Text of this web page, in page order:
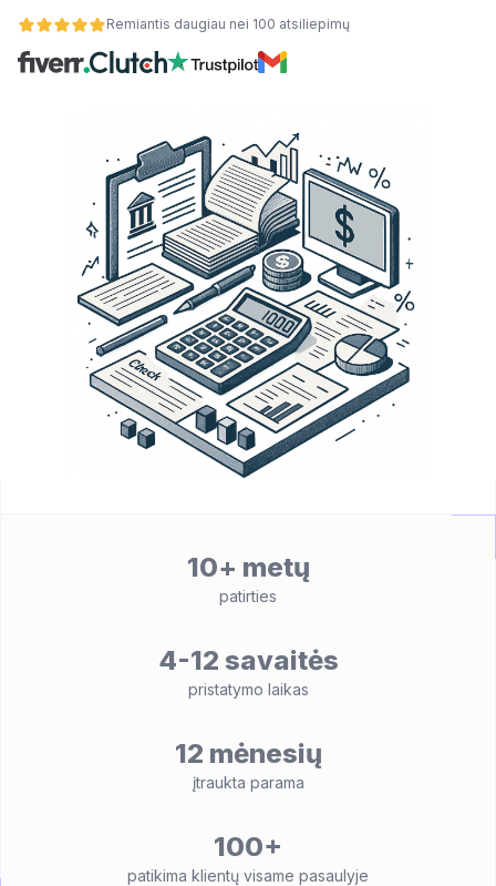
Remiantis daugiau nei 100 atsiliepimų
10+ metų
patirties
4-12 savaitės
pristatymo laikas
12 mėnesių
įtraukta parama
100+
patikima klientų visame pasaulyje